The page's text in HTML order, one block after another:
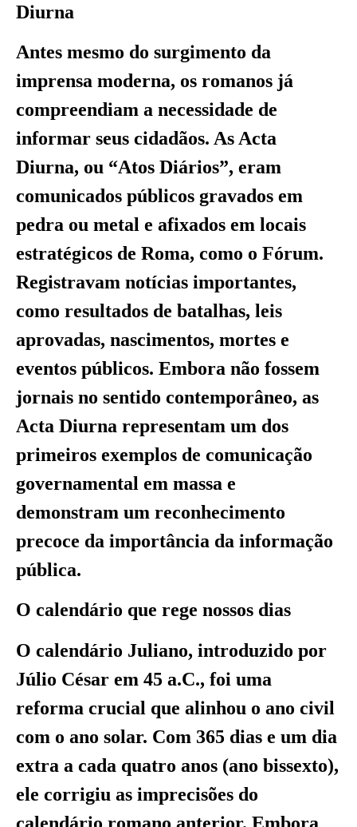
Diurna
Antes mesmo do surgimento da
imprensa moderna, os romanos já
compreendiam a necessidade de
informar seus cidadãos. As Acta
Diurna, ou “Atos Diários”, eram
comunicados públicos gravados em
pedra ou metal e afixados em locais
estratégicos de Roma, como o Fórum.
Registravam notícias importantes,
como resultados de batalhas, leis
aprovadas, nascimentos, mortes e
eventos públicos. Embora não fossem
jornais no sentido contemporâneo, as
Acta Diurna representam um dos
primeiros exemplos de comunicação
governamental em massa e
demonstram um reconhecimento
precoce da importância da informação
pública.
O calendário que rege nossos dias
O calendário Juliano, introduzido por
Júlio César em 45 a.C., foi uma
reforma crucial que alinhou o ano civil
com o ano solar. Com 365 dias e um dia
extra a cada quatro anos (ano bissexto),
ele corrigiu as imprecisões do
calendário romano anterior. Embora